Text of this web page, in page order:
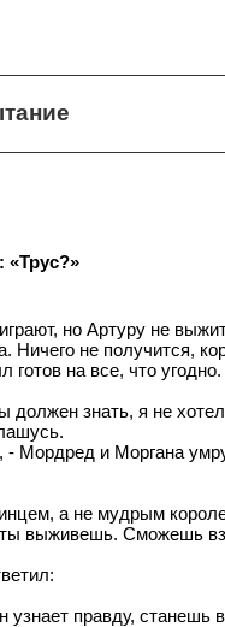
«Трус?»
но Артуру не
не получится,
на все, что
знать, я не
Мордред и Моргана
а не мудрым
выживешь. Сможешь
правду, станешь